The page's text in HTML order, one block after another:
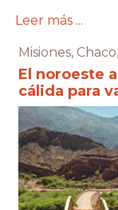
Leer más ...
Misiones,
El noroeste
cálida para